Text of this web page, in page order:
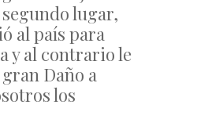
lugar,
al país para
y al contrario le
Daño a
los